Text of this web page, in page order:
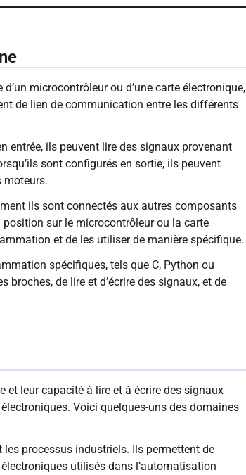
microcontrôleur ou d’une carte électronique,
de lien de communication entre les différents
entrée, ils peuvent lire des signaux provenant
sont configurés en sortie, ils peuvent
moteurs.
ils sont connectés aux autres composants
sur le microcontrôleur ou la carte
et de les utiliser de manière spécifique.
spécifiques, tels que C, Python ou
de lire et d’écrire des signaux, et de
et leur capacité à lire et à écrire des signaux
Voici quelques-uns des domaines
processus industriels. Ils permettent de
utilisés dans l’automatisation